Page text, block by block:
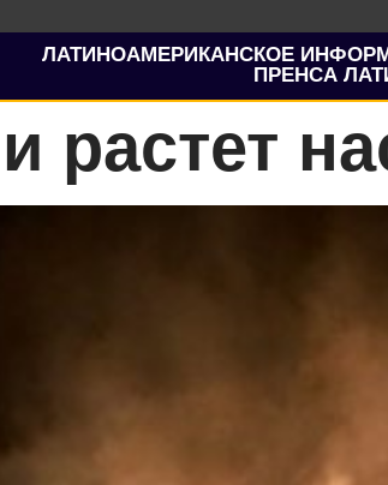
ЛАТИНОАМЕРИКАНСКОЕ
ПРЕНСА
растет